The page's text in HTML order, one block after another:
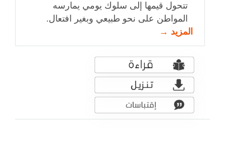
تتحول قيمها إلى سلوك يومي يمارسه
المواطن على نحو طبيعي وبغير افتعال.
المزيد →